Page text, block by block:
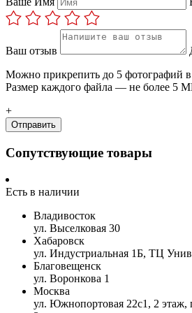
Ваш отзыв
Можно прикрепить до 5 фотографий
Размер каждого файла — не более 5
+
Отправить
Сопутствующие товары
Есть в наличии
Владивосток
ул. Выселковая 30
Хабаровск
ул. Индустриальная 1Б, ТЦ
Благовещенск
ул. Воронкова 1
Москва
ул. Южнопортовая 22с1, 2 этаж,